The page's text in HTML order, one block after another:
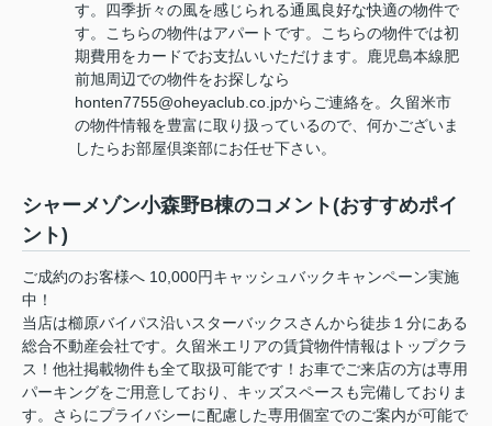
す。四季折々の風を感じられる通風良好な快適の物件で
す。こちらの物件はアパートです。こちらの物件では初
期費用をカードでお支払いいただけます。鹿児島本線肥
前旭周辺での物件をお探しなら
honten7755@oheyaclub.co.jpからご連絡を。久留米市
の物件情報を豊富に取り扱っているので、何かございま
したらお部屋倶楽部にお任せ下さい。
シャーメゾン小森野B棟のコメント(おすすめポイ
ント)
ご成約のお客様へ 10,000円キャッシュバックキャンペーン実施
中！
当店は櫛原バイパス沿いスターバックスさんから徒歩１分にある
総合不動産会社です。久留米エリアの賃貸物件情報はトップクラ
ス！他社掲載物件も全て取扱可能です！お車でご来店の方は専用
パーキングをご用意しており、キッズスペースも完備しておりま
す。さらにプライバシーに配慮した専用個室でのご案内が可能で